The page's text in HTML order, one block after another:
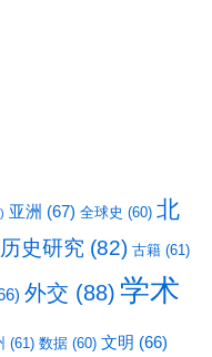
亚洲 (67) 全球史 (60) 北
历史研究 (82) 古籍 (61)
外交 (88) 学术
(61) 数据 (60) 文明 (66)